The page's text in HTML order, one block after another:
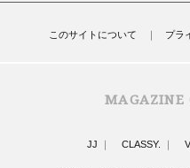
このサイトについて プラ
MAGAZINE
JJ CLASSY.